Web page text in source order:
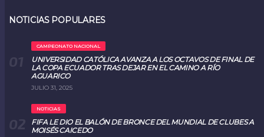
NOTICIAS POPULARES
CAMPEONATO NACIONAL
UNIVERSIDAD CATÓLICA AVANZA A LOS OCTAVOS DE FINAL DE
LA COPA ECUADOR TRAS DEJAR EN EL CAMINO A RÍO
AGUARICO
JULIO 31, 2025
NOTICIAS
FIFA LE DIO EL BALÓN DE BRONCE DEL MUNDIAL DE CLUBES A
MOISÉS CAICEDO